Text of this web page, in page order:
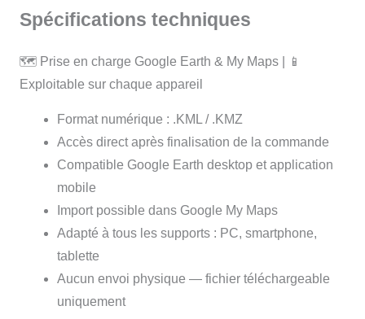
Spécifications techniques
🗺️ Prise en charge Google Earth & My Maps | 📱
Exploitable sur chaque appareil
Format numérique : .KML / .KMZ
Accès direct après finalisation de la commande
Compatible Google Earth desktop et application
mobile
Import possible dans Google My Maps
Adapté à tous les supports : PC, smartphone,
tablette
Aucun envoi physique — fichier téléchargeable
uniquement